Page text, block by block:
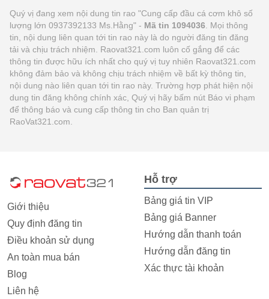
Quý vị đang xem nội dung tin rao "Cung cấp đầu cá cơm khô số
lượng lớn 0937392133 Ms.Hằng" - Mã tin 1094036 . Mọi thông
tin, nội dung liên quan tới tin rao này là do người đăng tin đăng
tải và chịu trách nhiệm. Raovat321.com luôn cố gắng để các
thông tin được hữu ích nhất cho quý vị tuy nhiên Raovat321.com
không đảm bảo và không chịu trách nhiệm về bất kỳ thông tin,
nội dung nào liên quan tới tin rao này. Trường hợp phát hiện nội
dung tin đăng không chính xác, Quý vị hãy bấm nút Báo vi phạm
để thông báo và cung cấp thông tin cho Ban quản trị
RaoVat321.com.
Giới thiệu
Quy định đăng tin
Điều khoản sử dụng
An toàn mua bán
Blog
Liên hệ
Hỗ trợ
Bảng giá tin VIP
Bảng giá Banner
Hướng dẫn thanh toán
Hướng dẫn đăng tin
Xác thực tài khoản